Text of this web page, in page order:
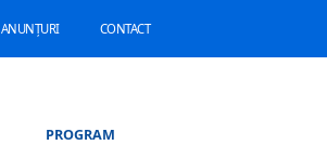
ANUNȚURI CONTACT
PROGRAM